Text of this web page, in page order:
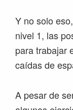
Y no solo
nivel 1, las
para trabajar
caídas de
A pesar de